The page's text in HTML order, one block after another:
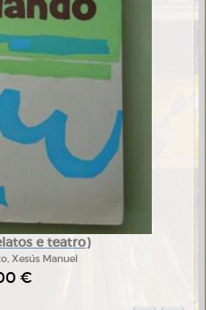
e teatro)
Xesús Manuel
€